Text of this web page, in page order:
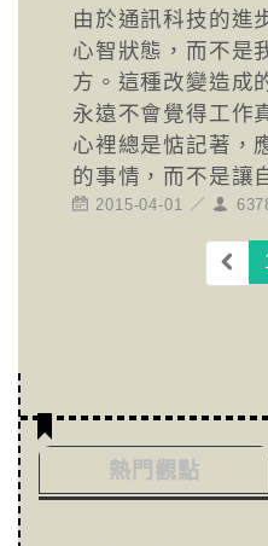
由於通訊科技的進
心智狀態，而不是
方。這種改變造成
永遠不會覺得工作
心裡總是惦記著，
的事情，而不是讓
2015-04-01 ／
熱門觀點